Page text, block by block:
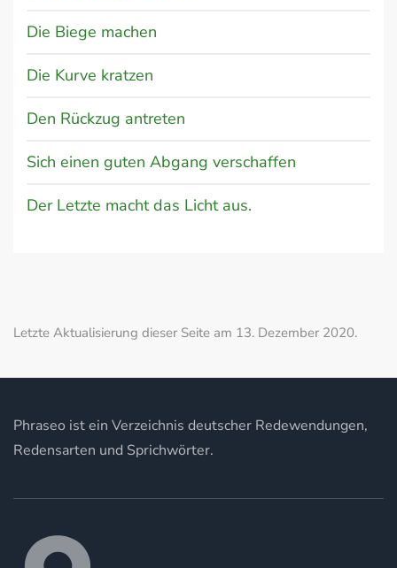
Die Biege machen
Die Kurve kratzen
Den Rückzug antreten
Sich einen guten Abgang verschaffen
Der Letzte macht das Licht aus.
Letzte Aktualisierung dieser Seite am 13. Dezember 2020.
Phraseo ist ein Verzeichnis deutscher Redewendungen,
Redensarten und Sprichwörter.